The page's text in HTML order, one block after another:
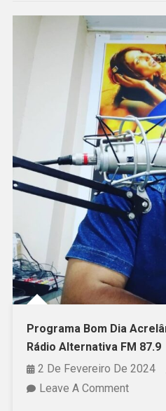
Programa Bom Dia
Rádio Alternativa FM 87.9
2 De Fevereiro De 2024
Leave A CommentOn